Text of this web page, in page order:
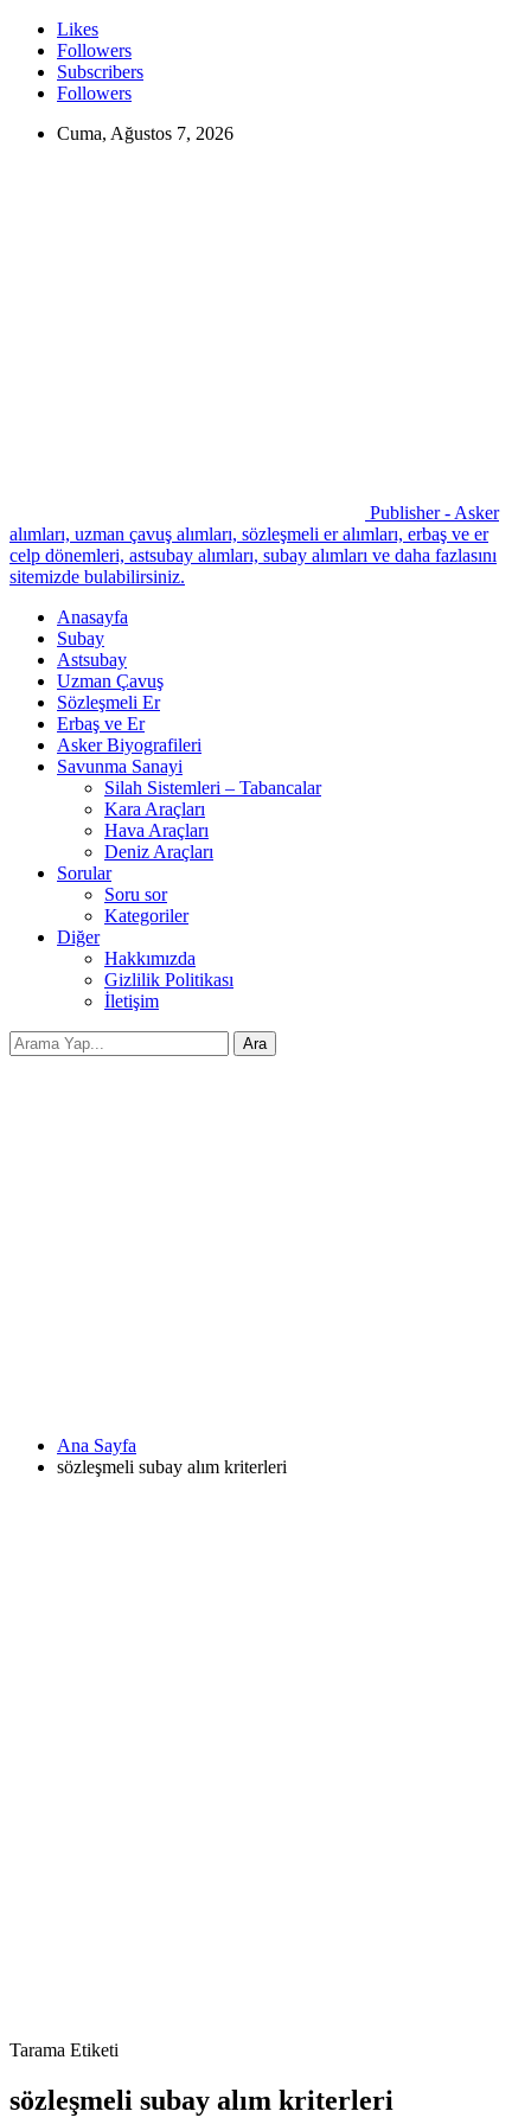
Likes
Followers
Subscribers
Followers
Cuma, Ağustos 7, 2026
Publisher - Asker
alımları, uzman çavuş alımları, sözleşmeli er alımları, erbaş ve er
celp dönemleri, astsubay alımları, subay alımları ve daha fazlasını
sitemizde bulabilirsiniz.
Anasayfa
Subay
Astsubay
Uzman Çavuş
Sözleşmeli Er
Erbaş ve Er
Asker Biyografileri
Savunma Sanayi
Silah Sistemleri – Tabancalar
Kara Araçları
Hava Araçları
Deniz Araçları
Sorular
Soru sor
Kategoriler
Diğer
Hakkımızda
Gizlilik Politikası
İletişim
Ana Sayfa
sözleşmeli subay alım kriterleri
Tarama Etiketi
sözleşmeli subay alım kriterleri